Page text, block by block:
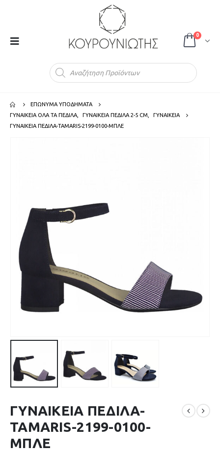
0
ΕΠΩΝΥΜΑ ΥΠΟΔΗΜΑΤΑ
ΓΥΝΑΙΚΕΙΑ ΟΛΑ ΤΑ ΠΕΔΙΛΑ
ΓΥΝΑΙΚΕΙΑ ΠΕΔΙΛΑ 2-5 CM
ΓΥΝΑΙΚΕΙΑ
ΓΥΝΑΙΚΕΙΑ ΠΕΔΙΛΑ-TAMARIS-2199-0100-ΜΠΛΕ
ΓΥΝΑΙΚΕΙΑ ΠΕΔΙΛΑ-
TAMARIS-2199-0100-
ΜΠΛΕ